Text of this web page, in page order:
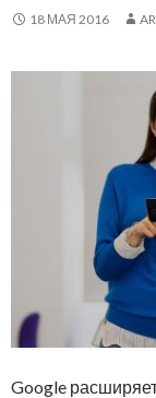
18 МАЯ 2016
Google